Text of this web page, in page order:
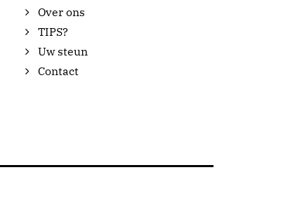
Over ons
TIPS?
Uw steun
Contact